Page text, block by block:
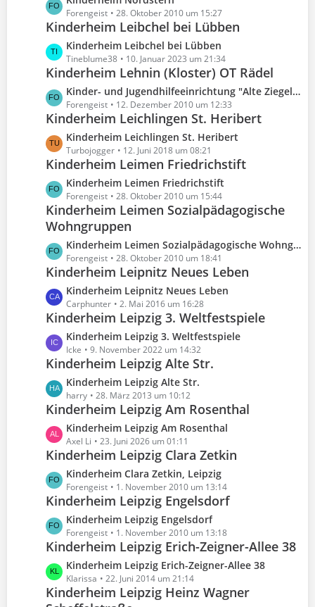
r
ä
g
e
e
i
t
r
ä
g
e
t
e
e
i
t
r
ä
g
e
e
t
z
t
e
e
i
t
r
ä
g
e
Forengeist 28. Oktober 2010 um 15:27
Kinderheim Leibchel bei Lübben
L
e
t
z
t
e
e
i
t
r
ä
g
e
Kinderheim Leibchel bei Lübben
Tineblume38 10. Januar 2023 um 21:34
Kinderheim Lehnin (Kloster) OT Rädel
L
e
t
z
t
e
e
i
t
r
ä
g
e
Kinder- und Jugendhilfeeinrichtung "Alte Ziegelei Rädel"
Forengeist 12. Dezember 2010 um 12:33
Kinderheim Leichlingen St. Heribert
L
e
t
z
t
e
B
e
i
r
ä
g
e
Kinderheim Leichlingen St. Heribert
Turbojogger 12. Juni 2018 um 08:21
Kinderheim Leimen Friedrichstift
L
e
t
z
e
B
e
i
r
ä
g
e
Kinderheim Leimen Friedrichstift
Forengeist 28. Oktober 2010 um 15:44
Kinderheim Leimen Sozialpädagogische
Wohngruppen
L
e
t
z
t
e
e
i
t
r
ä
g
e
Kinderheim Leimen Sozialpädagogische Wohngruppen
Forengeist 28. Oktober 2010 um 18:41
Kinderheim Leipnitz Neues Leben
L
e
t
z
t
e
e
i
t
r
ä
g
e
Kinderheim Leipnitz Neues Leben
Carphunter 2. Mai 2016 um 16:28
Kinderheim Leipzig 3. Weltfestspiele
L
e
t
z
t
e
e
i
t
r
ä
g
e
Kinderheim Leipzig 3. Weltfestspiele
Icke 9. November 2022 um 14:32
Kinderheim Leipzig Alte Str.
L
e
t
z
t
e
e
i
t
r
ä
g
e
Kinderheim Leipzig Alte Str.
harry 28. März 2013 um 10:12
Kinderheim Leipzig Am Rosenthal
L
e
t
z
t
e
e
i
t
r
ä
g
Kinderheim Leipzig Am Rosenthal
Axel Li 23. Juni 2026 um 01:11
Kinderheim Leipzig Clara Zetkin
L
e
t
z
t
e
e
i
t
Kinderheim Clara Zetkin, Leipzig
Forengeist 1. November 2010 um 13:14
Kinderheim Leipzig Engelsdorf
L
e
t
z
t
e
B
Kinderheim Leipzig Engelsdorf
Forengeist 1. November 2010 um 13:18
Kinderheim Leipzig Erich-Zeigner-Allee 38
L
e
t
Kinderheim Leipzig Erich-Zeigner-Allee 38
Klarissa 22. Juni 2014 um 21:14
Kinderheim Leipzig Heinz Wagner